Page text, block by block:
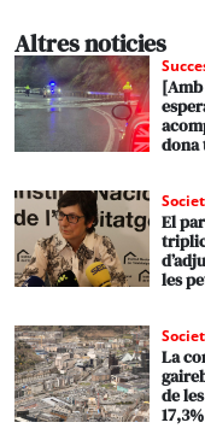
Altres noticies
[Amb
dona
El
les
La
de
17,3%